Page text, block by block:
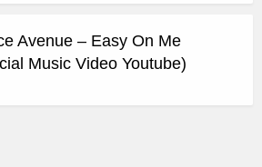
Avenue – Easy On Me
Music Video Youtube)